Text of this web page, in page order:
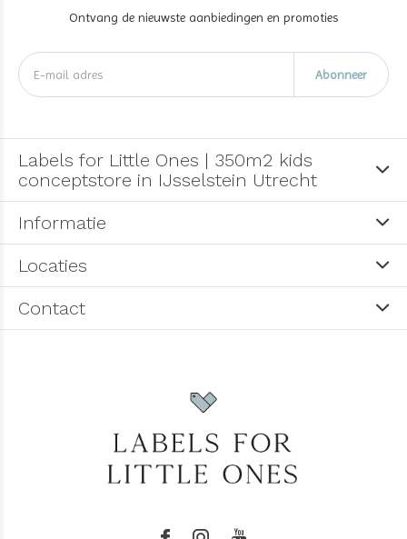
Ontvang de nieuwste aanbiedingen en promoties
Abonneer
Labels for Little Ones | 350m2 kids
conceptstore in IJsselstein Utrecht
Informatie
Locaties
Contact